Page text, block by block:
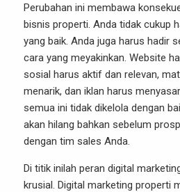
Perubahan ini membawa
bisnis properti. Anda tidak cukup
yang baik. Anda juga harus hadir
cara yang meyakinkan. Website
sosial harus aktif dan relevan,
menarik, dan iklan harus
semua ini tidak dikelola dengan
akan hilang bahkan sebelum
dengan tim sales Anda.
Di titik inilah peran digital
krusial. Digital marketing properti